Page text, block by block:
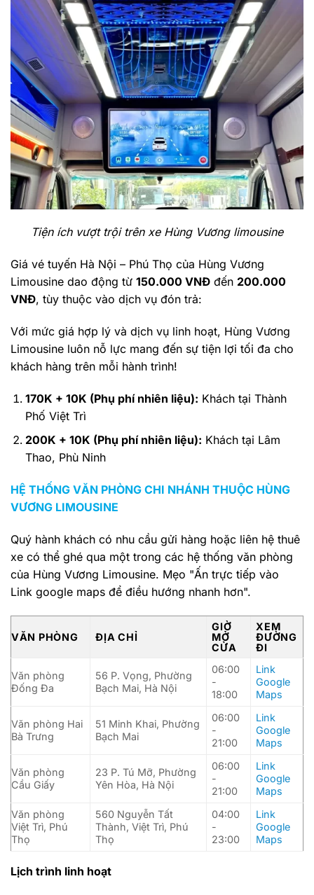
Tiện ích vượt trội trên xe Hùng Vương limousine
Giá vé tuyến Hà Nội – Phú Thọ của Hùng Vương
Limousine dao động từ 150.000 VNĐ đến 200.000
VNĐ, tùy thuộc vào dịch vụ đón trả:
Với mức giá hợp lý và dịch vụ linh hoạt, Hùng Vương
Limousine luôn nỗ lực mang đến sự tiện lợi tối đa cho
khách hàng trên mỗi hành trình!
170K + 10K (Phụ phí nhiên liệu): Khách tại Thành
Phố Việt Trì
200K + 10K (Phụ phí nhiên liệu): Khách tại Lâm
Thao, Phù Ninh
HỆ THỐNG VĂN PHÒNG CHI NHÁNH THUỘC HÙNG
VƯƠNG LIMOUSINE
Quý hành khách có nhu cầu gửi hàng hoặc liên hệ thuê
xe có thể ghé qua một trong các hệ thống văn phòng
của Hùng Vương Limousine. Mẹo "Ấn trực tiếp vào
Link google maps để điều hướng nhanh hơn".
VĂN PHÒNG ĐỊA CHỈ
GIỜ
MỞ
CỬA
XEM
ĐƯỜNG
ĐI
Văn phòng
Đống Đa
56 P. Vọng, Phường
Bạch Mai, Hà Nội
06:00
-
18:00
Link
Google
Maps
Văn phòng Hai
Bà Trưng
51 Minh Khai, Phường
Bạch Mai
06:00
-
21:00
Link
Google
Maps
Văn phòng
Cầu Giấy
23 P. Tú Mỡ, Phường
Yên Hòa, Hà Nội
06:00
-
21:00
Link
Google
Maps
Văn phòng
Việt Trì, Phú
Thọ
560 Nguyễn Tất
Thành, Việt Trì, Phú
Thọ
04:00
-
23:00
Link
Google
Maps
Lịch trình linh hoạt